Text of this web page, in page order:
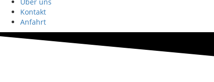
Kontakt
Anfahrt